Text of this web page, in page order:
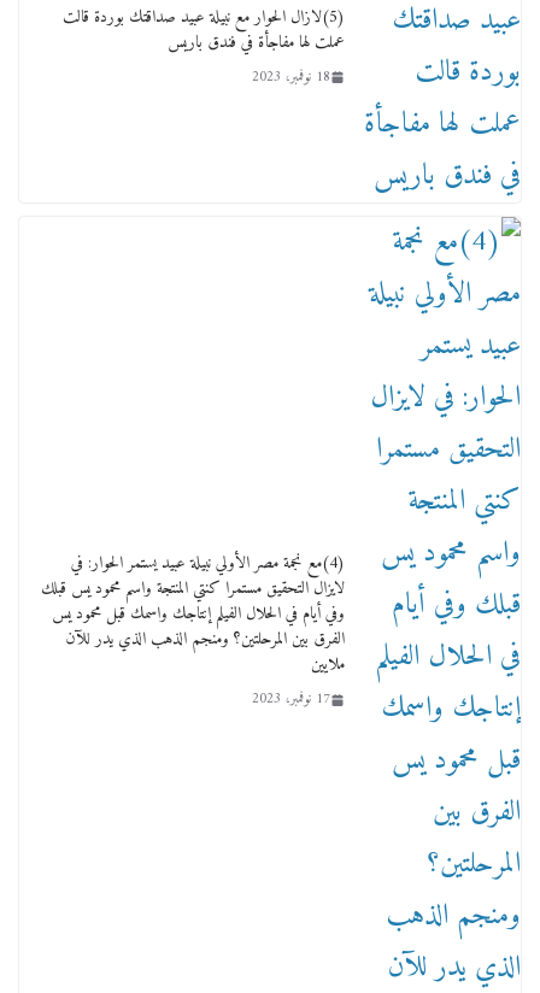
(5)لازال الحوار مع نبيلة عبيد صداقتك بوردة قالت
عملت لها مفاجأة في فندق باريس
18 نوفمبر، 2023
(4)مع نجمة مصر الأولي نبيلة عبيد يستمر الحوار: في
لايزال التحقيق مستمرا كنتي المنتجة واسم محمود يس قبلك
وفي أيام في الحلال الفيلم إنتاجك واسمك قبل محمود يس
الفرق بين المرحلتين؟ ومنجم الذهب الذي يدر للآن
ملايين
17 نوفمبر، 2023